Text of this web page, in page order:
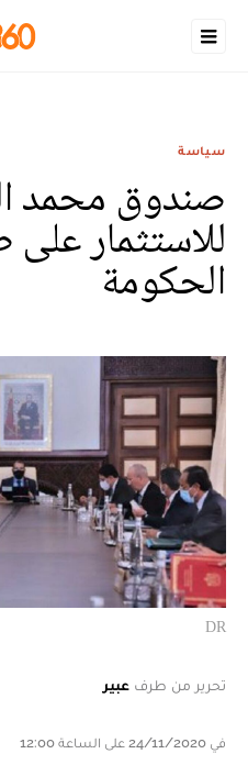
سياسة
صندوق محمد
للاستثمار
الحكومة
DR
تحرير من طرف عبير
في 24/11/2020 على الساعة 12:00